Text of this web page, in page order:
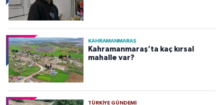
KAHRAMANMARAŞ
Kahramanmaraş’ta kaç kırsal
mahalle var?
TÜRKIYE GÜNDEMI